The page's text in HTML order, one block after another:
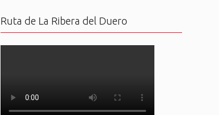
Ruta de La Ribera del Duero